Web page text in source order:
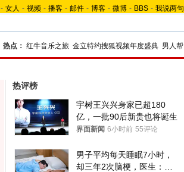
- 女人 - 视频 - 播客 - 邮件 - 博客 - 微博 - BBS - 我说两句
热点： 红牛音乐之旅 金立特约搜狐视频年度盛典 男人帮
热评榜
宇树王兴兴身家已超180
亿，一批90后新贵也将诞生
界面新闻 6小时前 55评论
男子平均每天睡眠7小时，
却三年2次脑梗，医生：这